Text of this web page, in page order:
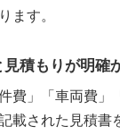
ます。
積もりが明確
費」「車両費
載された見積書